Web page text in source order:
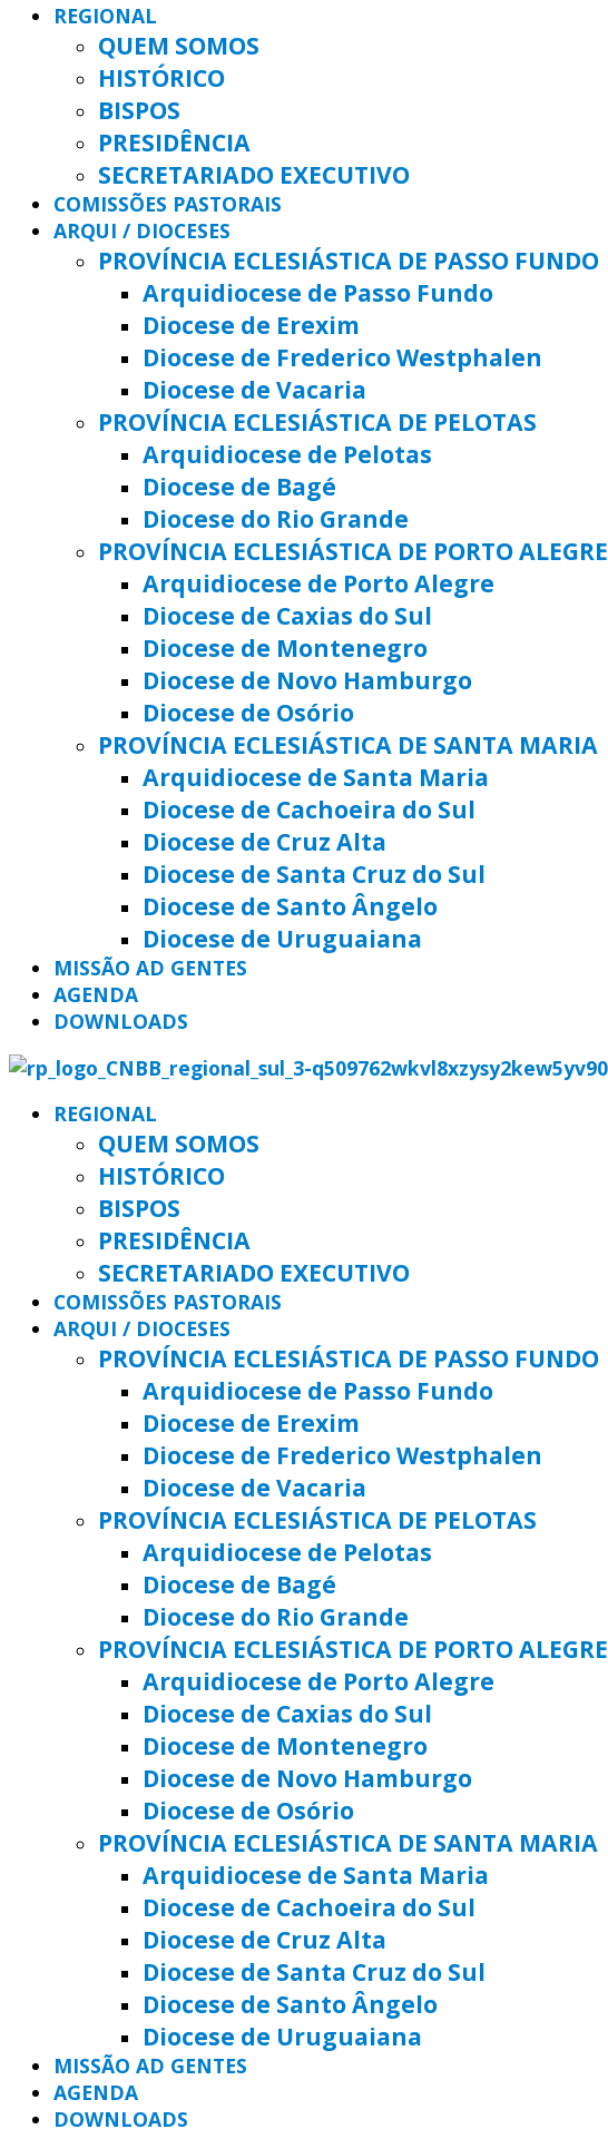
REGIONAL
QUEM SOMOS
HISTÓRICO
BISPOS
PRESIDÊNCIA
SECRETARIADO EXECUTIVO
COMISSÕES PASTORAIS
ARQUI / DIOCESES
PROVÍNCIA ECLESIÁSTICA DE PASSO FUNDO
Arquidiocese de Passo Fundo
Diocese de Erexim
Diocese de Frederico Westphalen
Diocese de Vacaria
PROVÍNCIA ECLESIÁSTICA DE PELOTAS
Arquidiocese de Pelotas
Diocese de Bagé
Diocese do Rio Grande
PROVÍNCIA ECLESIÁSTICA DE PORTO ALEGRE
Arquidiocese de Porto Alegre
Diocese de Caxias do Sul
Diocese de Montenegro
Diocese de Novo Hamburgo
Diocese de Osório
PROVÍNCIA ECLESIÁSTICA DE SANTA MARIA
Arquidiocese de Santa Maria
Diocese de Cachoeira do Sul
Diocese de Cruz Alta
Diocese de Santa Cruz do Sul
Diocese de Santo Ângelo
Diocese de Uruguaiana
MISSÃO AD GENTES
AGENDA
DOWNLOADS
REGIONAL
QUEM SOMOS
HISTÓRICO
BISPOS
PRESIDÊNCIA
SECRETARIADO EXECUTIVO
COMISSÕES PASTORAIS
ARQUI / DIOCESES
PROVÍNCIA ECLESIÁSTICA DE PASSO FUNDO
Arquidiocese de Passo Fundo
Diocese de Erexim
Diocese de Frederico Westphalen
Diocese de Vacaria
PROVÍNCIA ECLESIÁSTICA DE PELOTAS
Arquidiocese de Pelotas
Diocese de Bagé
Diocese do Rio Grande
PROVÍNCIA ECLESIÁSTICA DE PORTO ALEGRE
Arquidiocese de Porto Alegre
Diocese de Caxias do Sul
Diocese de Montenegro
Diocese de Novo Hamburgo
Diocese de Osório
PROVÍNCIA ECLESIÁSTICA DE SANTA MARIA
Arquidiocese de Santa Maria
Diocese de Cachoeira do Sul
Diocese de Cruz Alta
Diocese de Santa Cruz do Sul
Diocese de Santo Ângelo
Diocese de Uruguaiana
MISSÃO AD GENTES
AGENDA
DOWNLOADS